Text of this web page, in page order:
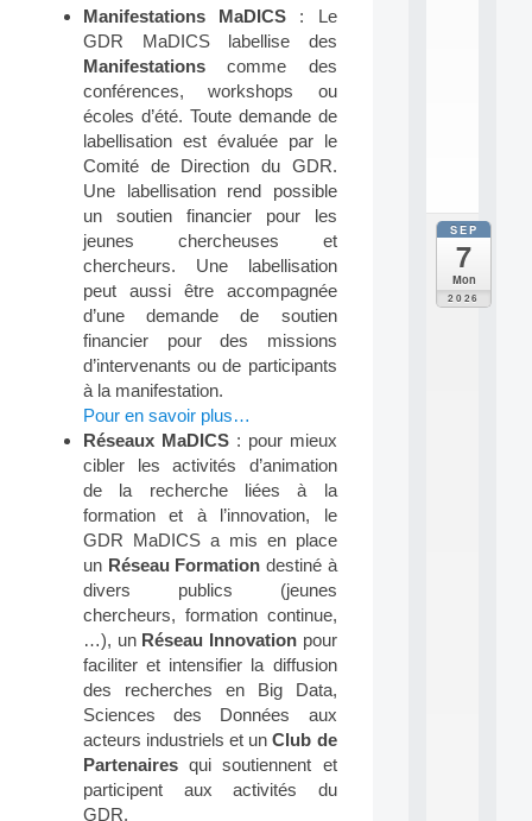
Manifestations MaDICS : Le
GDR MaDICS labellise des
Manifestations comme des
conférences, workshops ou
écoles d’été. Toute demande de
labellisation est évaluée par le
Comité de Direction du GDR.
Une labellisation rend possible
un soutien financier pour les
jeunes chercheuses et
chercheurs. Une labellisation
peut aussi être accompagnée
d’une demande de soutien
financier pour des missions
d’intervenants ou de participants
à la manifestation.
Pour en savoir plus…
Réseaux MaDICS: pour mieux
cibler les activités d’animation
de la recherche liées à la
formation et à l’innovation, le
GDR MaDICS a mis en place
un Réseau Formation destiné à
divers publics (jeunes
chercheurs, formation continue,
…), un Réseau Innovationpour
faciliter et intensifier la diffusion
des recherches en Big Data,
Sciences des Données aux
acteurs industriels et unClub de
Partenaires qui soutiennent et
participent aux activités du
GDR.
SEP
7
Mon
2026